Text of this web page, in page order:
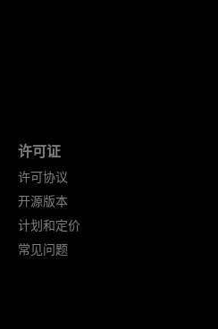
许可证
许可协议
开源版本
计划和定价
常见问题